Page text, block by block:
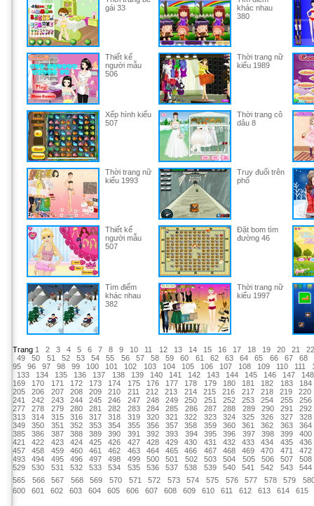
gái 33
khác nhau
380
Thiết kế
người mẫu
506
Thời trang nữ
kiểu 1989
Xếp hình kiểu
507
Thời trang cô
dâu 8
Thời trang nữ
kiểu 1993
Truy đuổi trên
phố
Thiết kế
người mẫu
507
Đặt bom tìm
đường 46
Tìm điểm
khác nhau
382
Thời trang nữ
kiểu 1997
Trang 1 2 3 4 5 6 7 8 9 10 11 12 13 14 15 16 17 18 19 20 21
22
49
50 51 52 53 54 55 56 57 58 59 60 61 62 63 64 65 66 67
68
95
96 97 98 99 100 101 102 103 104 105 106 107 108 109 110 111
133
134 135 136 137 138 139 140 141 142 143 144 145 146 147
148
169
170 171 172 173 174 175 176 177 178 179 180 181 182 183
184
205
206 207 208 209 210 211 212 213 214 215 216 217 218 219
220
241
242 243 244 245 246 247 248 249 250 251 252 253 254 255
256
277
278 279 280 281 282 283 284 285 286 287 288 289 290 291
292
313
314 315 316 317 318 319 320 321 322 323 324 325 326 327
328
349
350 351 352 353 354 355 356 357 358 359 360 361 362 363
364
385
386 387 388 389 390 391 392 393 394 395 396 397 398 399
400
421
422 423 424 425 426 427 428 429 430 431 432 433 434 435
436
457
458 459 460 461 462 463 464 465 466 467 468 469 470 471
472
493
494 495 496 497 498 499 500 501 502 503 504 505 506 507
508
529
530 531 532 533 534 535 536 537 538 539 540 541 542 543
544
565
566 567 568 569 570 571 572 573 574 575 576 577 578 579
600
601 602 603 604 605 606 607 608 609 610 611 612 613 614 615